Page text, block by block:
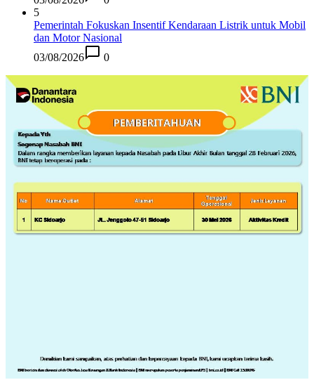
5
Pemerintah Fokuskan Insentif Kendaraan Listrik untuk Mobil
dan Motor Nasional
03/08/2026
0